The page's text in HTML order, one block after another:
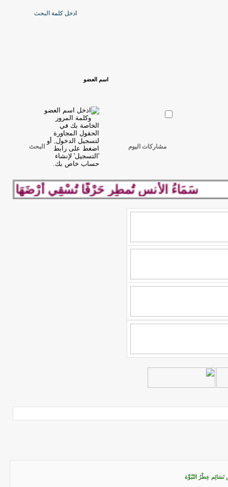
مشاركات اليوم البحث
سَمَاءُ الأُنسِ تُمطِر حَرْفًا تُسْقِي أرْضَهَا كلِمة
نَسَائِم عِطْرُ النُبُوَّة